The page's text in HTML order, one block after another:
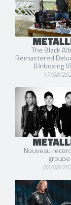
The Black
Remastered
(Unboxing
17/08/
Nouveau
groupe
02/08/